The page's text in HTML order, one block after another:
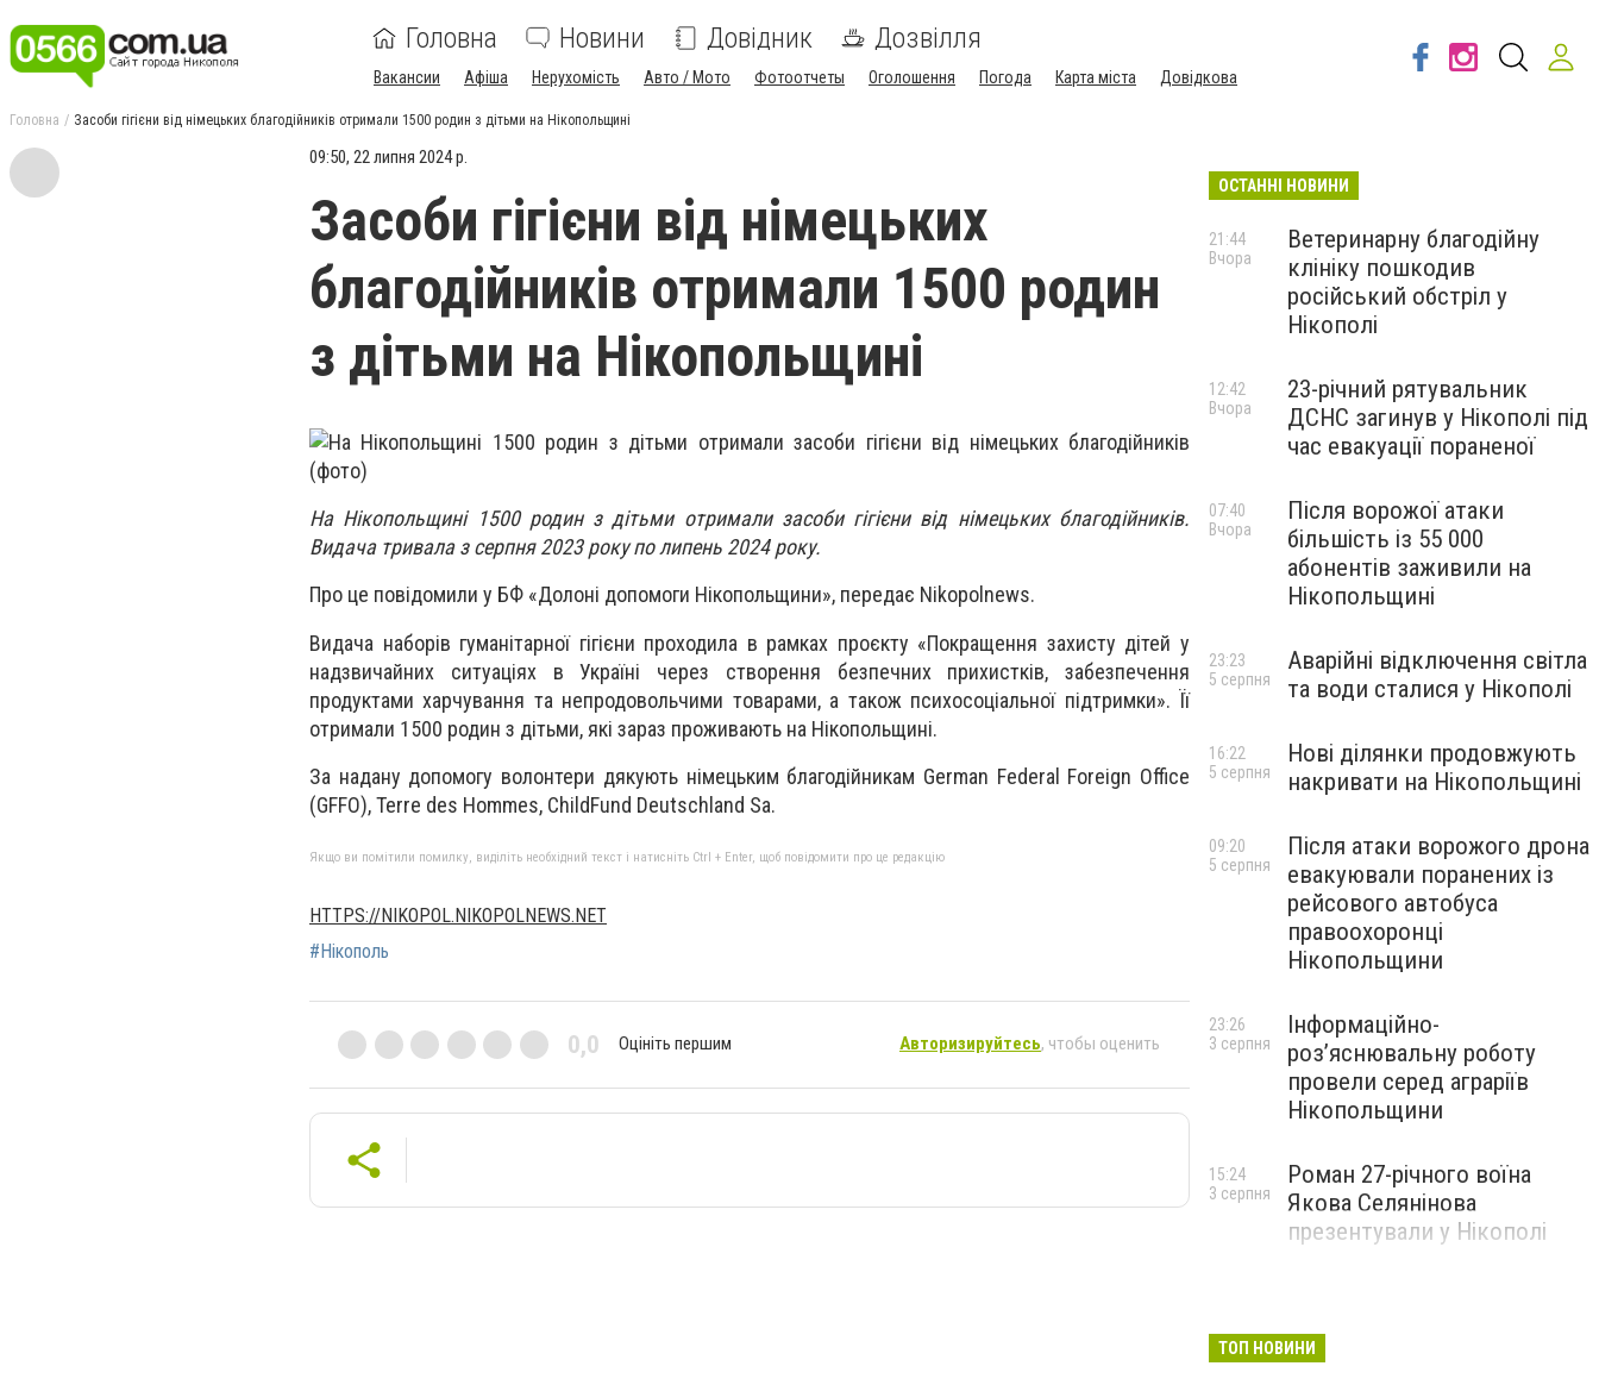
Головна Новини Довідник Дозвілля
Вакансии Афіша Нерухомість Авто / Мото Фотоотчеты Оголошення Погода Карта міста Довідкова
Головна Засоби гігієни від німецьких благодійників отримали 1500 родин з дітьми на Нікопольщині
09:50, 22 липня 2024 р.
Засоби гігієни від німецьких
благодійників отримали 1500 родин
з дітьми на Нікопольщині
На Нікопольщині 1500 родин з дітьми отримали засоби гігієни від німецьких благодійників.
Видача тривала з серпня 2023 року по липень 2024 року.
Про це повідомили у БФ «Долоні допомоги Нікопольщини», передає Nikopolnews.
Видача наборів гуманітарної гігієни проходила в рамках проєкту «Покращення захисту дітей у
надзвичайних ситуаціях в Україні через створення безпечних прихистків, забезпечення
продуктами харчування та непродовольчими товарами, а також психосоціальної підтримки». Її
отримали 1500 родин з дітьми, які зараз проживають на Нікопольщині.
За надану допомогу волонтери дякують німецьким благодійникам German Federal Foreign Office
(GFFO), Terre des Hommes, ChildFund Deutschland Sa.
Якщо ви помітили помилку, виділіть необхідний текст і натисніть Ctrl + Enter, щоб повідомити про це редакцію
HTTPS://NIKOPOL.NIKOPOLNEWS.NET
#Нікополь
0,0 Оцініть першим Авторизируйтесь, чтобы оценить
ОСТАННІ НОВИНИ
Ветеринарну благодійну
клініку пошкодив
російський обстріл у
Нікополі
21:44
Вчора
23-річний рятувальник
ДСНС загинув у Нікополі під
час евакуації пораненої
12:42
Вчора
Після ворожої атаки
більшість із 55 000
абонентів заживили на
Нікопольщині
07:40
Вчора
Аварійні відключення світла
та води сталися у Нікополі
23:23
5 серпня
Нові ділянки продовжують
накривати на Нікопольщині
16:22
5 серпня
Після атаки ворожого дрона
евакуювали поранених із
рейсового автобуса
правоохоронці
Нікопольщини
09:20
5 серпня
Інформаційно-
роз’яснювальну роботу
провели серед аграріїв
Нікопольщини
23:26
3 серпня
Роман 27-річного воїна
Якова Селянінова
презентували у Нікополі
15:24
3 серпня
ТОП НОВИНИ